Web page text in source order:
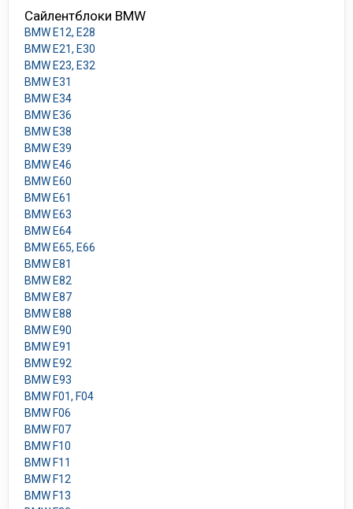
Сайлентблоки BMW
BMW E12, E28
BMW E21, E30
BMW E23, E32
BMW E31
BMW E34
BMW E36
BMW E38
BMW E39
BMW E46
BMW E60
BMW E61
BMW E63
BMW E64
BMW E65, E66
BMW E81
BMW E82
BMW E87
BMW E88
BMW E90
BMW E91
BMW E92
BMW E93
BMW F01, F04
BMW F06
BMW F07
BMW F10
BMW F11
BMW F12
BMW F13